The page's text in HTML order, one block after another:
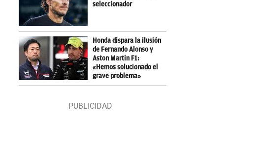
seleccionador
Honda dispara la ilusión
de Fernando Alonso y
Aston Martin F1:
«Hemos solucionado el
grave problema»